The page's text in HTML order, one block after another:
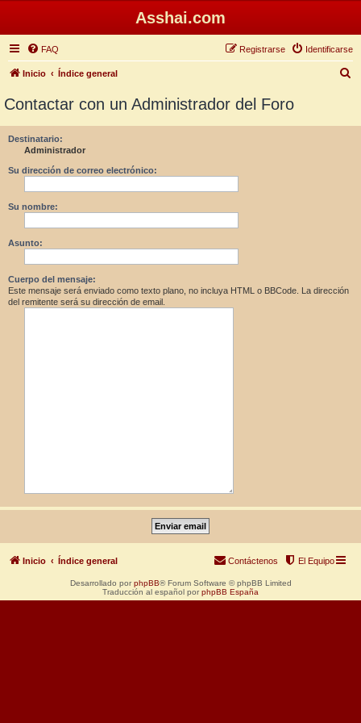
Asshai.com
FAQ Identificarse
Registrarse
Inicio Índice general
Contactar con un Administrador del Foro
Destinatario:
Administrador
Su dirección de correo electrónico:
Su nombre:
Asunto:
Cuerpo del mensaje:
Este mensaje será enviado como texto plano, no incluya HTML o BBCode. La dirección
del remitente será su dirección de email.
Inicio Índice general El Equipo
Contáctenos
Desarrollado por phpBB® Forum Software © phpBB Limited
Traducción al español por phpBB España